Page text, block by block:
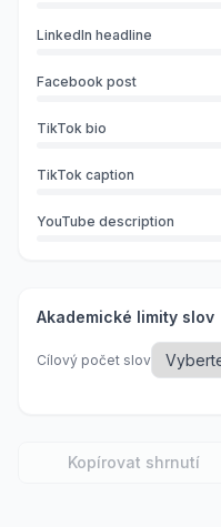
LinkedIn headline
Facebook post
TikTok bio
TikTok caption
YouTube description
Akademické limity slov
Cílový počet slov
Kopírovat shrnutí